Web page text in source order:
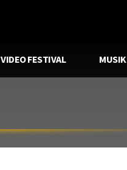
VIDEO FESTIVAL MUSIK